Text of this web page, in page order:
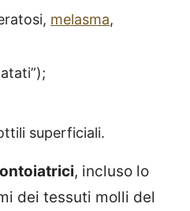
melasma,
superficiali.
, incluso lo
dei tessuti molli del